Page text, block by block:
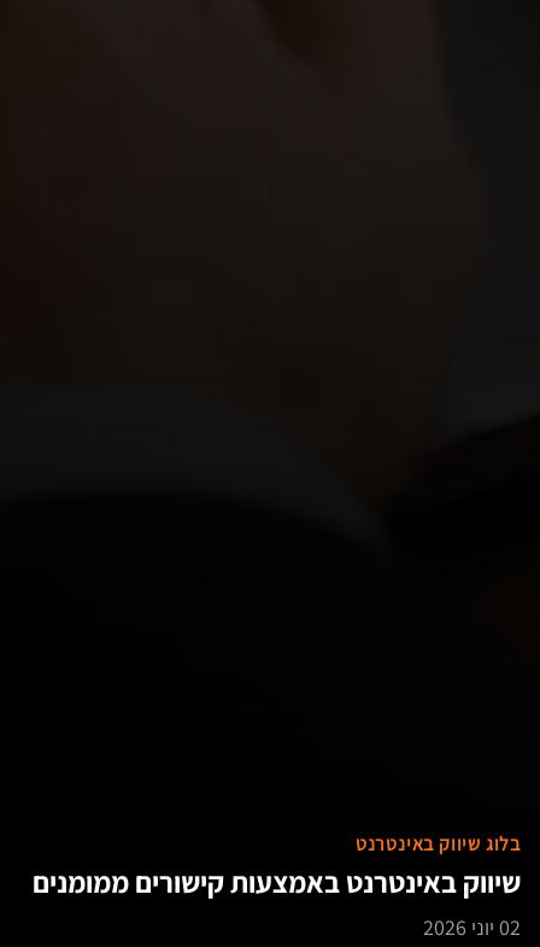
בלוג שיווק באינטרנט
שיווק באינטרנט באמצעות קישורים ממומנים
02 יוני 2026